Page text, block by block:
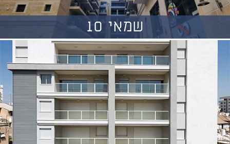
שמאי 10